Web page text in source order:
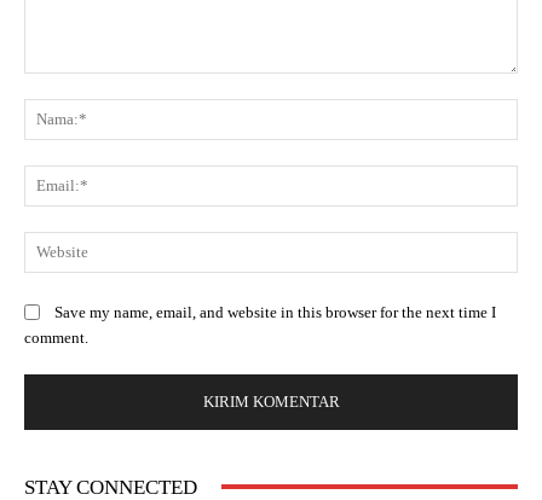
Save my name, email, and website in this browser for the next time I
comment.
STAY CONNECTED